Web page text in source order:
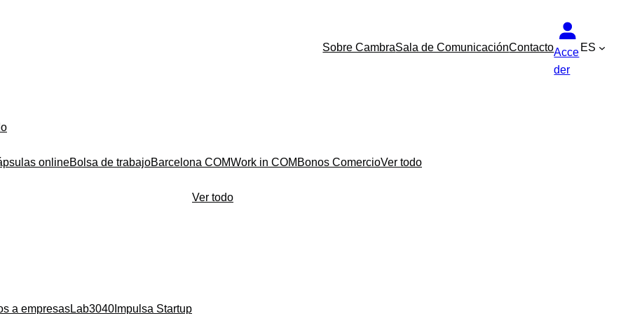
Sobre CambraSala de ComunicaciónContactoAcce
der
ES
onlineBolsa de trabajoBarcelona COMWork in COM Bonos ComercioVer todo
a empresasLab3040 Impulsa Startup
Ver todo